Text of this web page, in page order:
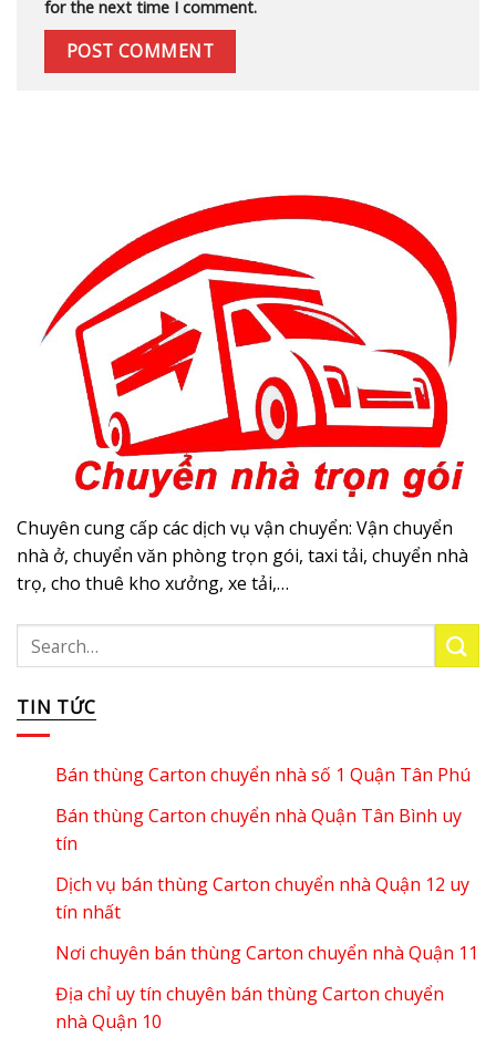
for the next time I comment.
Chuyên cung cấp các dịch vụ vận chuyển: Vận chuyển
nhà ở, chuyển văn phòng trọn gói, taxi tải, chuyển nhà
trọ, cho thuê kho xưởng, xe tải,…
TIN TỨC
Bán thùng Carton chuyển nhà số 1 Quận Tân Phú
Bán thùng Carton chuyển nhà Quận Tân Bình uy
tín
Dịch vụ bán thùng Carton chuyển nhà Quận 12 uy
tín nhất
Nơi chuyên bán thùng Carton chuyển nhà Quận 11
Địa chỉ uy tín chuyên bán thùng Carton chuyển
nhà Quận 10